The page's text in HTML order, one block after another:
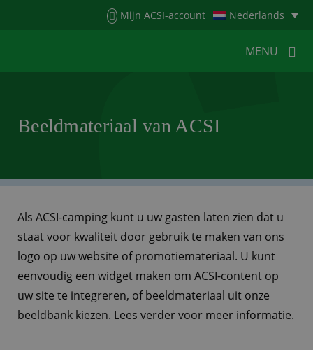
Mijn ACSI-account Nederlands
MENU
VOOR CAMPINGSKAMPEERNIEUWS
ACSI WEBSHOP WERKEN BIJ ACSI
CONTACT
Beeldmateriaal van ACSI
Als ACSI-camping kunt u uw gasten laten zien dat u
staat voor kwaliteit door gebruik te maken van ons
logo op uw website of promotiemateriaal. U kunt
eenvoudig een widget maken om ACSI-content op
uw site te integreren, of beeldmateriaal uit onze
beeldbank kiezen. Lees verder voor meer informatie.